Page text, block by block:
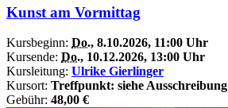
Kunst am Vormittag
Kursbeginn: Do., 8.10.2026, 11:00 Uhr
Kursende: Do., 10.12.2026, 13:00 Uhr
Kursleitung: Ulrike Gierlinger
Kursort: Treffpunkt: siehe Ausschreibung
Gebühr: 48,00 €